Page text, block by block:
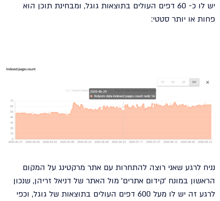
יש לו כ- 60 דפים העולים בתוצאות גוגל, ומבחינת תוכן הוא
פחות או יותר סטטי:
נניח לרגע שאני רוצה להתחרות עם אתר מרקטינג על המקום
הראשון במונח 'קידום אתרים' מול האתר של דניאל זריהן, שנכון
לרגע זה יש לו מעל 600 דפים העולים בתוצאות של גוגל, וכפי